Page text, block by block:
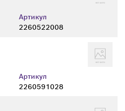
Артикул
2260522008
Артикул
2260591028